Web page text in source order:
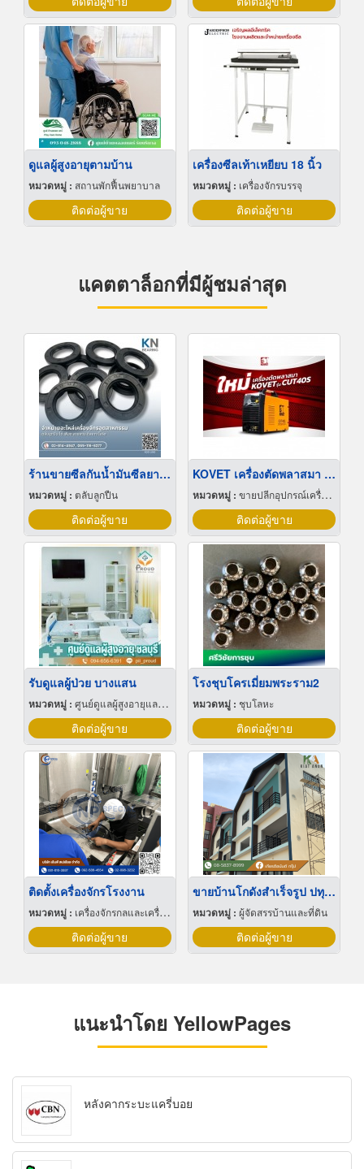
ดูแลผู้สูงอายุตามบ้าน
หมวดหมู่ : สถานพักฟื้นพยาบาล
ติดต่อผู้ขาย
เครื่องซีลเท้าเหยียบ 18 นิ้ว
หมวดหมู่ : เครื่องจักรบรรจุ
ติดต่อผู้ขาย
แคตตาล็อกที่มีผู้ชมล่าสุด
ร้านขายซีลกันน้ำมันซีลยางออยซีล
หมวดหมู่ : ตลับลูกปืน
ติดต่อผู้ขาย
KOVET เครื่องตัดพลาสมา รุ่น CUT40S
หมวดหมู่ : ขายปลีกอุปกรณ์เครื่องใช้ไฟฟ้า
ติดต่อผู้ขาย
รับดูแลผู้ป่วย บางแสน
หมวดหมู่ : ศูนย์ดูแลผู้สูงอายุและผู้ป่วยพักฟื้น
ติดต่อผู้ขาย
โรงชุบโครเมี่ยมพระราม2
หมวดหมู่ : ชุบโลหะ
ติดต่อผู้ขาย
ติดตั้งเครื่องจักรโรงงาน
หมวดหมู่ : เครื่องจักรกลและเครื่องมือกล
ติดต่อผู้ขาย
ขายบ้านโกดังสำเร็จรูป ปทุมธานี
หมวดหมู่ : ผู้จัดสรรบ้านและที่ดิน
ติดต่อผู้ขาย
แนะนำโดย YellowPages
หลังคากระบะแครี่บอย